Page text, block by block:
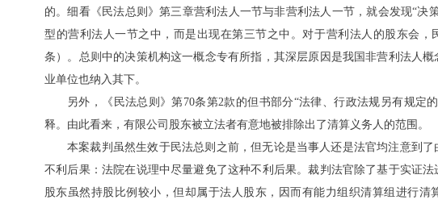
的。细看《民法总则》第三章营利法人一节与非营利法人一节，就会发现“决
型的营利法人一节之中，而是出现在第三节之中。对于营利法人的股东会，
条）。总则中的决策机构这一概念专有所指，其深层原因是我国非营利法人
业单位也纳入其下。
另外，《民法总则》第70条第2款的但书部分“法律、行政法规另有规定
释。由此看来，有限公司股东被立法者有意地被排除出了清算义务人的范围。
本案裁判虽然生效于民法总则之前，但无论是当事人还是法官均注意到
不利后果：法院在说理中尽量避免了这种不利后果。裁判法官除了基于实证
股东虽然持股比例较小，但却属于法人股东，因而有能力组织清算组进行清